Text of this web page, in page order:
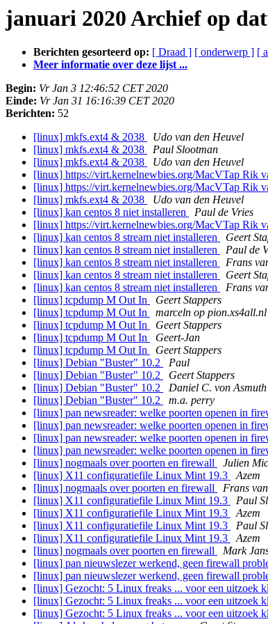
januari 2020 Archief op
Berichten gesorteerd op: [ Draad ] [ onderwerp ] [
Meer informatie over deze lijst ...
Begin: Vr Jan 3 12:46:52 CET 2020
Einde: Vr Jan 31 16:16:39 CET 2020
Berichten: 52
[linux] mkfs.ext4 & 2038
Udo van den Heuvel
[linux] mkfs.ext4 & 2038
Paul Slootman
[linux] mkfs.ext4 & 2038
Udo van den Heuvel
[linux] https://virt.kernelnewbies.org/MacVTap Rik
[linux] https://virt.kernelnewbies.org/MacVTap Rik
[linux] mkfs.ext4 & 2038
Udo van den Heuvel
[linux] kan centos 8 niet installeren
Paul de Vries
[linux] https://virt.kernelnewbies.org/MacVTap Rik
[linux] kan centos 8 stream niet installeren
Geert
[linux] kan centos 8 stream niet installeren
Paul de
[linux] kan centos 8 stream niet installeren
Frans
[linux] kan centos 8 stream niet installeren
Geert
[linux] kan centos 8 stream niet installeren
Frans
[linux] tcpdump M Out In
Geert Stappers
[linux] tcpdump M Out In
marceln op pion.xs4all.nl
[linux] tcpdump M Out In
Geert Stappers
[linux] tcpdump M Out In
Geert-Jan
[linux] tcpdump M Out In
Geert Stappers
[linux] Debian "Buster" 10.2
Paul
[linux] Debian "Buster" 10.2
Geert Stappers
[linux] Debian "Buster" 10.2
Daniel C. von Asmuth
[linux] Debian "Buster" 10.2
m.a. perry
[linux] pan newsreader: welke poorten openen in
[linux] pan newsreader: welke poorten openen in
[linux] pan newsreader: welke poorten openen in
[linux] pan newsreader: welke poorten openen in
[linux] nogmaals over poorten en firewall
Julien
[linux] X11 configuratiefile Linux Mint 19.3
Azem
[linux] nogmaals over poorten en firewall
Frans
[linux] X11 configuratiefile Linux Mint 19.3
Paul
[linux] X11 configuratiefile Linux Mint 19.3
Azem
[linux] X11 configuratiefile Linux Mint 19.3
Paul
[linux] X11 configuratiefile Linux Mint 19.3
Azem
[linux] nogmaals over poorten en firewall
Mark
[linux] pan nieuwslezer werkend, geen firewall
[linux] pan nieuwslezer werkend, geen firewall
[linux] Gezocht: 5 Linux freaks ... voor een uitzoek
[linux] Gezocht: 5 Linux freaks ... voor een uitzoek
[linux] Gezocht: 5 Linux freaks ... voor een uitzoek